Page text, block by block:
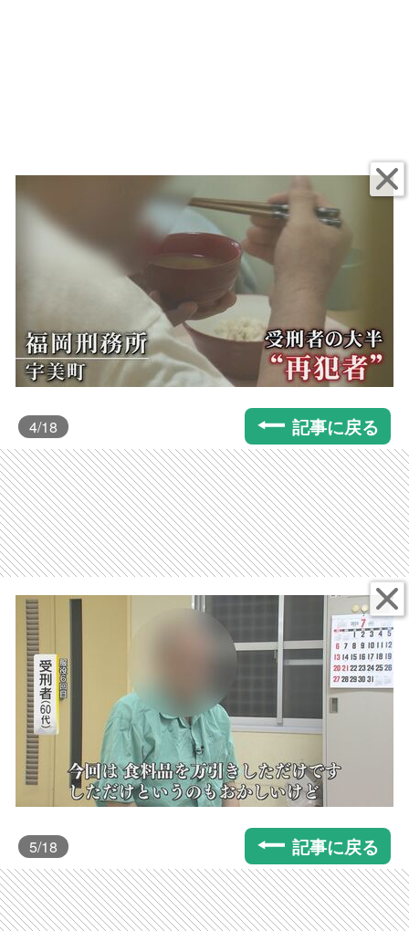
4/18 記事に戻る
5/18 記事に戻る